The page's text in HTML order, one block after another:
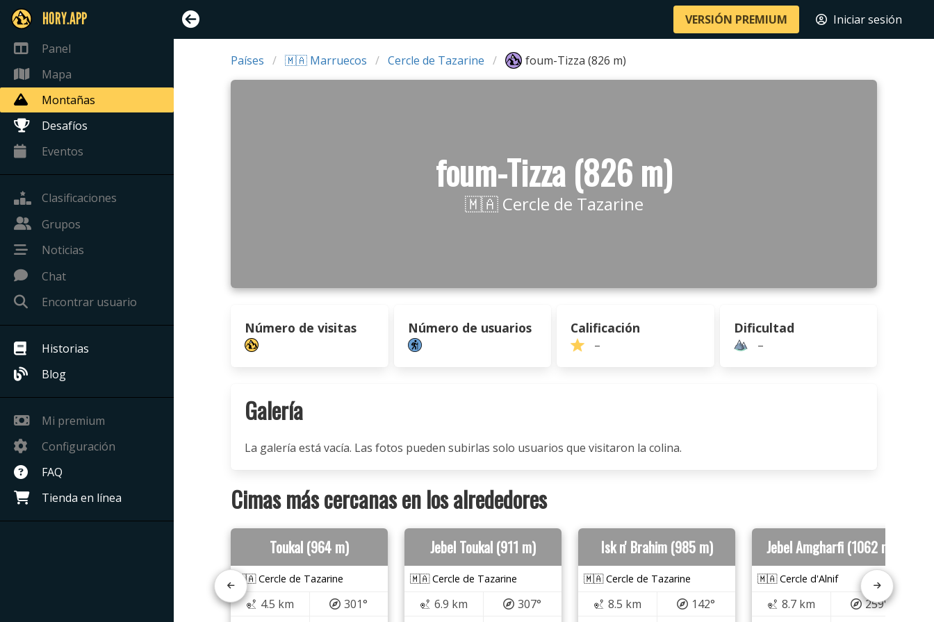
HORY.APP
Panel
Mapa
Montañas
Desafíos
Eventos
Clasificaciones
Grupos
Noticias
Chat
Encontrar usuario
Historias
Blog
Mi premium
Configuración
FAQ
Tienda en línea
VERSIÓN PREMIUM Iniciar sesión
Países 🇲🇦 Marruecos Cercle de Tazarine foum-Tizza (826 m)
foum-Tizza (826 m)
🇲🇦 Cercle de Tazarine
Número de visitas Número de usuarios Calificación
–
Dificultad
–
Galería
La galería está vacía. Las fotos pueden subirlas solo usuarios que visitaron la colina.
Cimas más cercanas en los alrededores
Toukal (964 m)
🇲🇦 Cercle de Tazarine
4.5 km
301°
Jebel Toukal (911 m)
🇲🇦 Cercle de Tazarine
6.9 km
307°
Isk n' Brahim (985 m)
🇲🇦 Cercle de Tazarine
8.5 km
142°
Jebel Amgharfi (1062 m)
🇲🇦 Cercle d'Alnif
8.7 km
259°